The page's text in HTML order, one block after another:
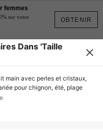
OBTENIR
femmes
sur votre
Dans 'Taille
main avec perles et cristaux,
pour chignon, été, plage